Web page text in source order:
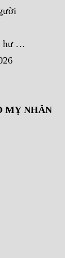
hư …
MỴ NHÂN